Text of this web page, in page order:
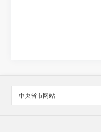
中央省市网站